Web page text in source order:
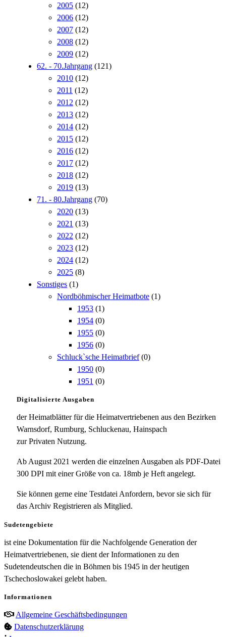
2005 (12)
2006 (12)
2007 (12)
2008 (12)
2009 (12)
62. - 70.Jahrgang (121)
2010 (12)
2011 (12)
2012 (12)
2013 (12)
2014 (12)
2015 (12)
2016 (12)
2017 (12)
2018 (12)
2019 (13)
71. - 80.Jahrgang (70)
2020 (13)
2021 (13)
2022 (12)
2023 (12)
2024 (12)
2025 (8)
Sonstiges (1)
Nordböhmischer Heimatbote (1)
1953 (1)
1954 (0)
1955 (0)
1956 (0)
Schluck`sche Heimatbrief (0)
1950 (0)
1951 (0)
Digitalisierte Ausgaben
der Heimatblätter für die Heimatvertriebenen aus den Bezirken
Warnsdorf, Rumburg, Schluckenau, Hainspach
zur Privaten Nutzung.
Ab August 2021 werden die einzelnen Ausgaben als PDF-Datei
300 DPI mit einer Größe von ca. 18mb je Heft angelegt.
Sie können gerne eine Testdatei Anfordern, bevor sie sich für
das Archiv Registrieren als Mitglied.
Sudetengebiete
ist eine Dokumentation für die Nachfolgende Generation der
Heimatvertriebenen, sie dient der Informationen zu den
Sudetendeutschen die in Böhmen bis 1945 in der heutigen
Tschechoslowakei gelebt haben.
Informationen
Allgemeine Geschäftsbedingungen
Datenschutzerklärung